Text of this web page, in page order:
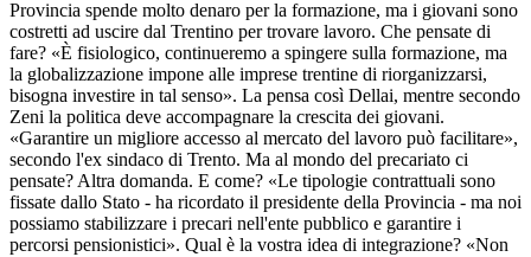
Provincia spende molto denaro per la formazione, ma i giovani sono
costretti ad uscire dal Trentino per trovare lavoro. Che pensate di
fare? «È fisiologico, continueremo a spingere sulla formazione, ma
la globalizzazione impone alle imprese trentine di riorganizzarsi,
bisogna investire in tal senso». La pensa così Dellai, mentre secondo
Zeni la politica deve accompagnare la crescita dei giovani.
«Garantire un migliore accesso al mercato del lavoro può facilitare»,
secondo l'ex sindaco di Trento. Ma al mondo del precariato ci
pensate? Altra domanda. E come? «Le tipologie contrattuali sono
fissate dallo Stato - ha ricordato il presidente della Provincia - ma noi
possiamo stabilizzare i precari nell'ente pubblico e garantire i
percorsi pensionistici». Qual è la vostra idea di integrazione? «Non